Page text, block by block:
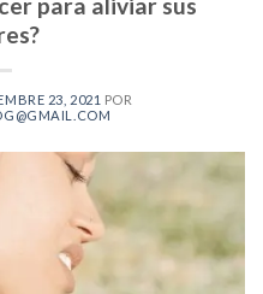
23, 2021 POR